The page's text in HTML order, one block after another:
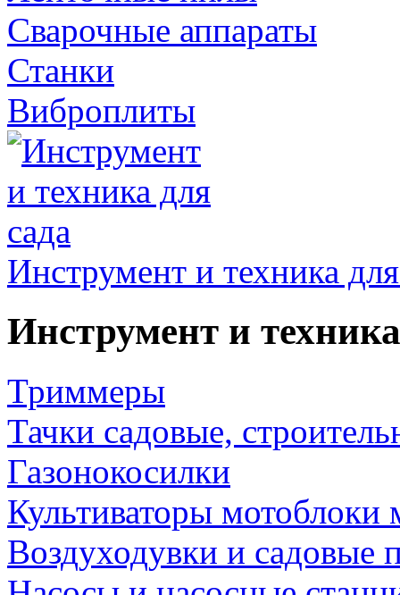
Сварочные аппараты
Станки
Виброплиты
Инструмент и техника
Инструмент и
Триммеры
Тачки садовые,
Газонокосилки
Культиваторы мотоблоки
Воздуходувки и садовые